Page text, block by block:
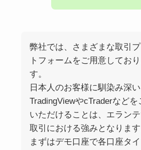
弊社では、さまざまな取引
トフォームをご用意しており
す。
日本人のお客様に馴染み深い
TradingViewやcTraderなどを
いただけることは、エラン
取引における強みとなります
まずはデモ口座で各口座タ